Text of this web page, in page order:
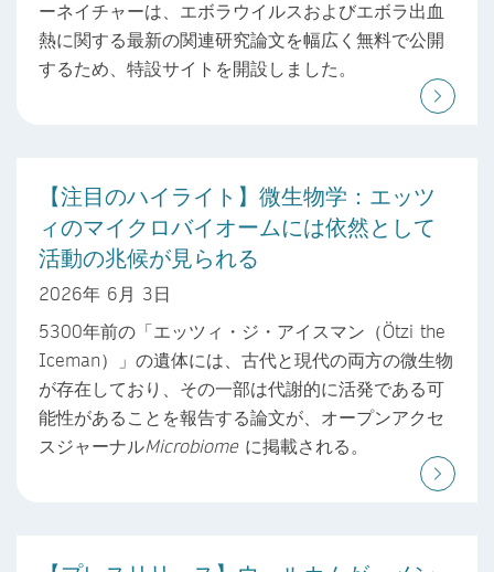
ーネイチャーは、エボラウイルスおよびエボラ出血
熱に関する最新の関連研究論文を幅広く無料で公開
するため、特設サイトを開設しました。
【注目のハイライト】微生物学：エッツ
ィのマイクロバイオームには依然として
活動の兆候が見られる
2026年 6月 3日
5300年前の「エッツィ・ジ・アイスマン（Ötzi the
Iceman）」の遺体には、古代と現代の両方の微生物
が存在しており、その一部は代謝的に活発である可
能性があることを報告する論文が、オープンアクセ
スジャーナルMicrobiome に掲載される。